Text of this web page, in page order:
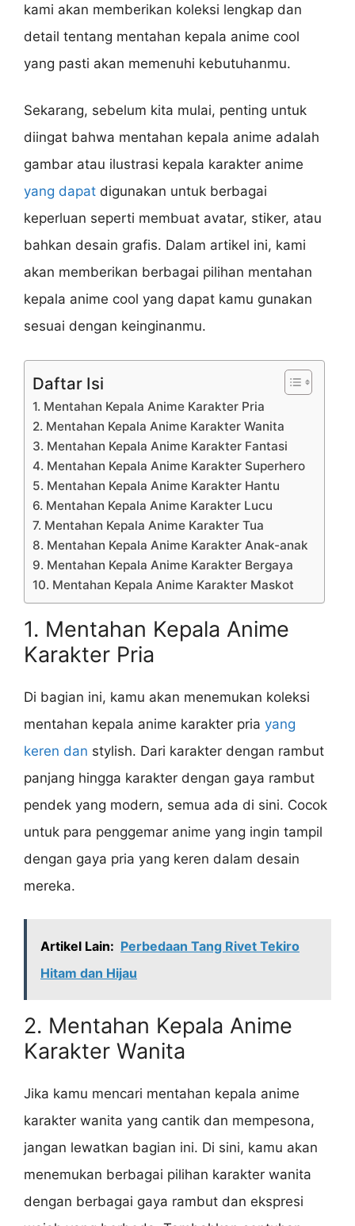
kami akan memberikan koleksi lengkap dan
detail tentang mentahan kepala anime cool
yang pasti akan memenuhi kebutuhanmu.
Sekarang, sebelum kita mulai, penting untuk
diingat bahwa mentahan kepala anime adalah
gambar atau ilustrasi kepala karakter anime
yang dapat digunakan untuk berbagai
keperluan seperti membuat avatar, stiker, atau
bahkan desain grafis. Dalam artikel ini, kami
akan memberikan berbagai pilihan mentahan
kepala anime cool yang dapat kamu gunakan
sesuai dengan keinginanmu.
Daftar Isi
1. Mentahan Kepala Anime Karakter Pria
2. Mentahan Kepala Anime Karakter Wanita
3. Mentahan Kepala Anime Karakter Fantasi
4. Mentahan Kepala Anime Karakter Superhero
5. Mentahan Kepala Anime Karakter Hantu
6. Mentahan Kepala Anime Karakter Lucu
7. Mentahan Kepala Anime Karakter Tua
8. Mentahan Kepala Anime Karakter Anak-anak
9. Mentahan Kepala Anime Karakter Bergaya
10. Mentahan Kepala Anime Karakter Maskot
1. Mentahan Kepala Anime
Karakter Pria
Di bagian ini, kamu akan menemukan koleksi
mentahan kepala anime karakter pria yang
keren dan stylish. Dari karakter dengan rambut
panjang hingga karakter dengan gaya rambut
pendek yang modern, semua ada di sini. Cocok
untuk para penggemar anime yang ingin tampil
dengan gaya pria yang keren dalam desain
mereka.
Artikel Lain: Perbedaan Tang Rivet Tekiro
Hitam dan Hijau
2. Mentahan Kepala Anime
Karakter Wanita
Jika kamu mencari mentahan kepala anime
karakter wanita yang cantik dan mempesona,
jangan lewatkan bagian ini. Di sini, kamu akan
menemukan berbagai pilihan karakter wanita
dengan berbagai gaya rambut dan ekspresi